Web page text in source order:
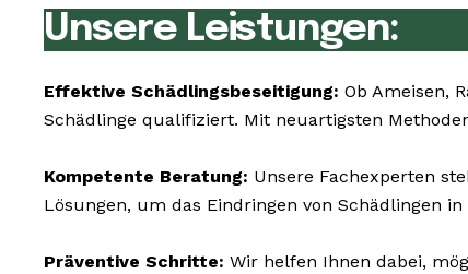
Unsere Leistungen:
Effektive Schädlingsbeseitigung: Ob Ameisen,
Schädlinge qualifiziert. Mit neuartigsten
Kompetente Beratung: Unsere Fachexperten
Lösungen, um das Eindringen von Schädlingen
Präventive Schritte: Wir helfen Ihnen dabei,